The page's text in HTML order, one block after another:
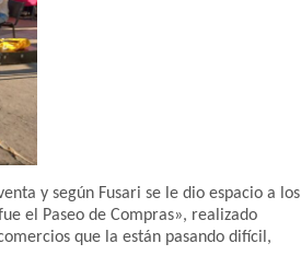
y según Fusari se le dio espacio a los
el Paseo de Compras», realizado
que la están pasando difícil,